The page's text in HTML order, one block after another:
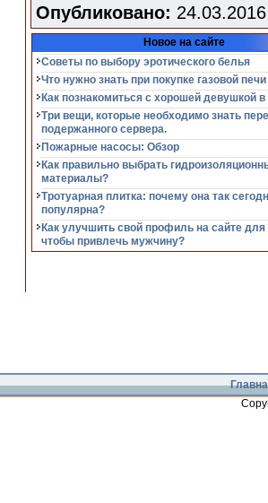
Опубликовано:
Новое на сайте
Советы по выбору эротического белья
Что нужно знать при покупке газовой печи
Как познакомиться с хорошей девушкой в
Три вещи, которые необходимо знать
подержанного сервера.
Пожарные насосы: Обзор
Как правильно выбрать
материалы?
Тротуарная плитка: почему она так
популярна?
Как улучшить свой профиль на сайте для
чтобы привлечь мужчину?